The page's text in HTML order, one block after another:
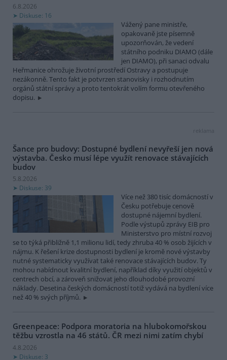
6.8.2026
Diskuse: 16
Vážený pane ministře,
opakovaně jste písemně
upozorňován, že vedení
státního podniku DIAMO (dále
jen DIAMO), při sanaci odvalu
Heřmanice ohrožuje životní prostředí Ostravy a postupuje
nezákonně. Tento fakt je potvrzen stanovisky i rozhodnutím
orgánů státní správy a proto tentokrát volím formu otevřeného
dopisu.
reklama
Šance pro budovy: Dostupné bydlení nevyřeší jen nová
výstavba. Česko musí lépe využít renovace stávajících
budov
5.8.2026
Diskuse: 39
Více než 380 tisíc domácností v
Česku potřebuje cenově
dostupné nájemní bydlení.
Podle výstupů zprávy EIB pro
Ministerstvo pro místní rozvoj
se to týká přibližně 1,1 milionu lidí, tedy zhruba 40 % osob žijících v
nájmu. K řešení krize dostupnosti bydlení je kromě nové výstavby
nutné systematicky využívat také renovace stávajících budov. Ty
mohou nabídnout kvalitní bydlení, například díky využití objektů v
centrech obcí, a zároveň snižovat jeho dlouhodobé provozní
náklady. Desetina českých domácností totiž vydává na bydlení více
než 40 % svých příjmů.
Greenpeace: Podpora moratoria na hlubokomořskou
těžbu vzrostla na 46 států. ČR mezi nimi zatím chybí
4.8.2026
Diskuse: 3